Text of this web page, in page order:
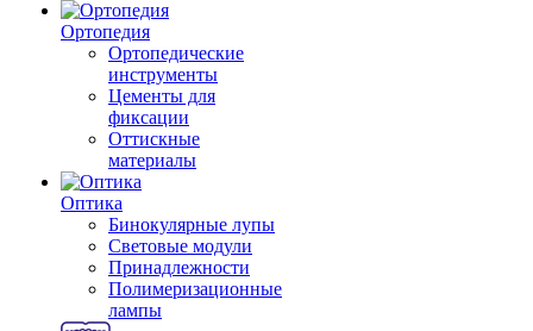
Ортопедия
Ортопедические
инструменты
Цементы для
фиксации
Оттискные
материалы
Оптика
Бинокулярные лупы
Световые модули
Принадлежности
Полимеризационные
лампы